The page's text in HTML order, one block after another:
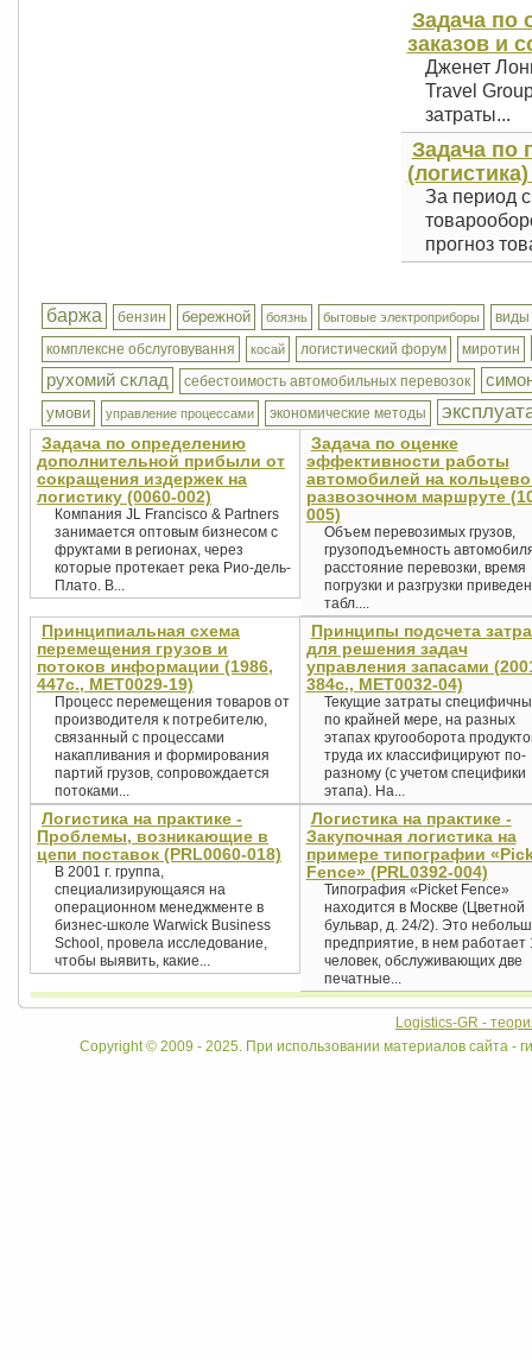
Задача по
заказов и
Дженет
Travel
затраты...
Задача по
За период
прогноз
баржа бензин бережной боязнь бытовые электроприборы
виды
комплексне обслуговування
косай логистический форум миротин
рухомий склад себестоимость автомобильных перевозок
умови управление процессами экономические методы
Задача по определению
дополнительной прибыли от
сокращения издержек на
логистику (0060-002)
Компания JL Francisco & Partners
занимается оптовым бизнесом с
фруктами в регионах, через
которые протекает река Рио-дель-
Плато. В...
Задача по оценке
эффективности работы
автомобилей на
развозочном маршруте
005)
Объем перевозимых грузов,
грузоподъемность
расстояние перевозки, время
погрузки и разгрузки
табл....
Принципиальная схема
перемещения грузов и
потоков информации (1986,
447с., MET0029-19)
Процесс перемещения товаров от
производителя к потребителю,
связанный с процессами
накапливания и формирования
партий грузов, сопровождается
потоками...
Принципы подсчета
для решения задач
управления запасами
384с., MET0032-04)
Текущие затраты
по крайней мере, на разных
этапах кругооборота
труда их классифицируют по-
разному (с учетом специфики
этапа). На...
Логистика на практике -
Проблемы, возникающие в
цепи поставок (PRL0060-018)
В 2001 г. группа,
специализирующаяся на
операционном менеджменте в
бизнес-школе Warwick Business
School, провела исследование,
чтобы выявить, какие...
Логистика на практике -
Закупочная логистика на
примере типографии
Fence» (PRL0392-004)
Типография «Picket Fence»
находится в Москве (Цветной
бульвар, д. 24/2). Это
предприятие, в нем работает
человек, обслуживающих две
печатные...
Logistics-GR -
Copyright © 2009 - 2025. При использовании материалов сайта -